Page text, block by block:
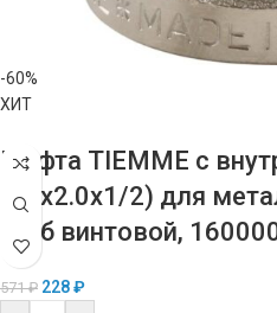
-60%
ХИТ
Муфта TIEMME с
(16х2.0х1/2) для
труб винтовой,
571₽ 228₽